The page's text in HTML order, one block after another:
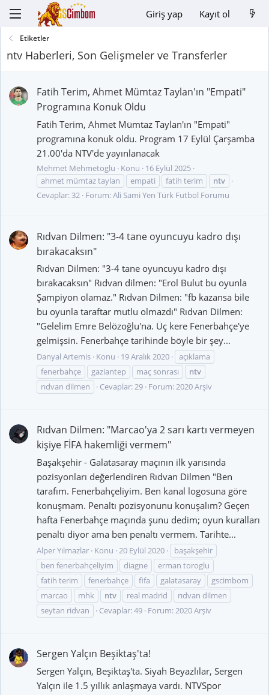
Giriş yap Kayıt ol
Etiketler
ntv Haberleri, Son Gelişmeler ve Transferler
Fatih Terim, Ahmet Mümtaz Taylan'ın "Empati"
Programına Konuk Oldu
Fatih Terim, Ahmet Mümtaz Taylan'ın "Empati"
programına konuk oldu. Program 17 Eylül Çarşamba
21.00'da NTV'de yayınlanacak
Mehmet Mehmetoglu Konu
16 Eylül 2025
ahmet mümtaz taylan
empati fatih terim
ntv
Cevaplar: 32 Forum:Ali Sami Yen Türk Futbol Forumu
Rıdvan Dilmen: "3-4 tane oyuncuyu kadro dışı
bırakacaksın"
Rıdvan Dilmen: "3-4 tane oyuncuyu kadro dışı
bırakacaksın" Rıdvan dilmen: "Erol Bulut bu oyunla
Şampiyon olamaz." Rıdvan Dilmen: "fb kazansa bile
bu oyunla taraftar mutlu olmazdı" Rıdvan Dilmen:
"Gelelim Emre Belözoğlu'na. Üç kere Fenerbahçe'ye
gelmişsin. Fenerbahçe tarihinde böyle bir şey...
Danyal Artemis Konu 19 Aralık 2020
açıklama
fenerbahçe
gaziantep maç sonrası
ntv
rıdvan dilmen
Cevaplar: 29 Forum:2020 Arşiv
Rıdvan Dilmen: "Marcao'ya 2 sarı kartı vermeyen
kişiye FİFA hakemliği vermem"
Başakşehir - Galatasaray maçının ilk yarısında
pozisyonları değerlendiren Rıdvan Dilmen "Ben
tarafım. Fenerbahçeliyim. Ben kanal logosuna göre
konuşmam. Penaltı pozisyonunu konuşalım? Geçen
hafta Fenerbahçe maçında şunu dedim; oyun kuralları
penaltı diyor ama ben penaltı vermem. Tarihte...
Alper Yılmazlar Konu 20 Eylül 2020
başakşehir
ben fenerbahçeliyim
diagne
erman toroglu
fatih terim
fenerbahçe fifa galatasaray
gscimbom
marcao
mhk ntv real madrid
rıdvan dilmen
seytan ridvan
Cevaplar: 49 Forum:2020 Arşiv
Sergen Yalçın Beşiktaş'ta!
Sergen Yalçın, Beşiktaş'ta. Siyah Beyazlılar, Sergen
Yalçın ile 1.5 yıllık anlaşmaya vardı. NTVSpor